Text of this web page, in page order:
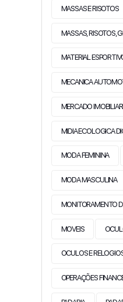
MASSAS E RISOTOS
MASSAS, RISOTOS,
MATERIAL
MECANICA
MERCADO
MIDIA ECOLOGICA
MODA FEMININA
MODA MASCULINA
MONITORAMENTO
MOVEIS
OCULOS E
OPERAÇÕES